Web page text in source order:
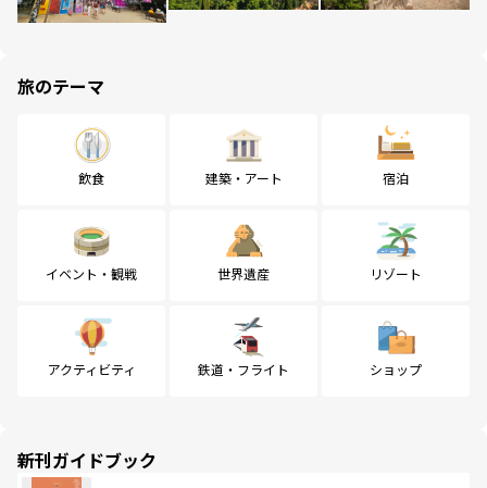
旅のテーマ
飲食 建築・アート 宿泊
イベント・観戦 世界遺産 リゾート
アクティビティ 鉄道・フライト ショップ
新刊ガイドブック